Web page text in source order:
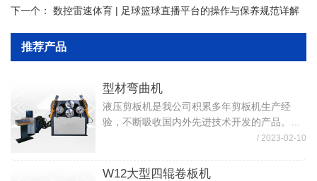
下一个： 数控雷速体育 | 足球篮球直播平台的操作与保养规范详解
推荐产品
型材弯曲机
液压剪板机是我公司积累多年剪板机生产经
验，不断吸收国内外先进技术开发的产品。该
机的液压系统和电气系统设计先进、简洁实
集装箱制造、开关电器及轻工等行业, 可用于
/ 2023-02-10
W12大型四辊卷板机